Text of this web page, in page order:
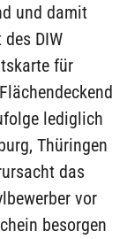
und damit
DIW
für
lediglich
Thüringen
das
vor
besorgen